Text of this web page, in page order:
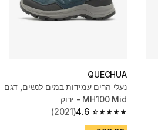
QUECHUA
נעלי הרים עמידות במים לנשים, דגם
MH100 Mid - ירוק
4.6
4.6 out of 5 stars from 2021 reviews
(2021)